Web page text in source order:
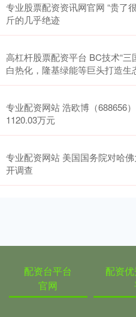
专业股票配资资讯网官网 “贵了
斤的几乎绝迹
高杠杆股票配资平台 BC技术“
白热化，隆基绿能等巨头打造生
专业配资网站 浩欧博（688656
1120.03万元
专业配资网站 美国国务院对哈
开调查
配资台平台
官网
配资